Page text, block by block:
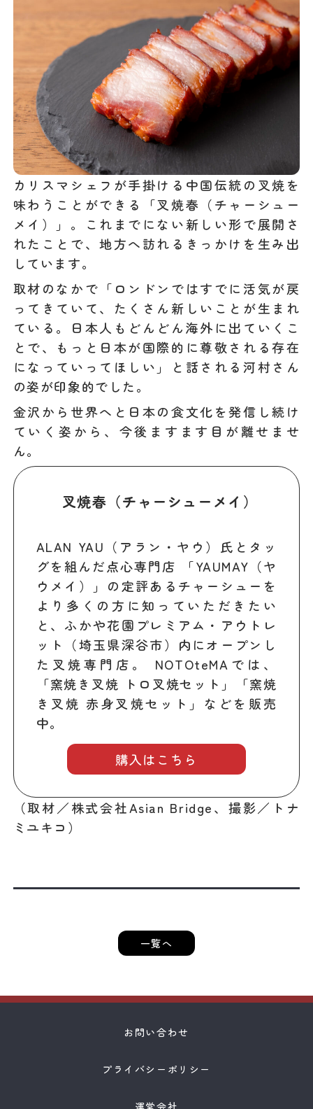
カリスマシェフが手掛ける中国伝統の叉焼を
味わうことができる「叉焼春（チャーシュー
メイ）」。これまでにない新しい形で展開さ
れたことで、地方へ訪れるきっかけを生み出
しています。
取材のなかで「ロンドンではすでに活気が戻
ってきていて、たくさん新しいことが生まれ
ている。日本人もどんどん海外に出ていくこ
とで、もっと日本が国際的に尊敬される存在
になっていってほしい」と話される河村さん
の姿が印象的でした。
金沢から世界へと日本の食文化を発信し続け
ていく姿から、今後ますます目が離せませ
ん。
叉焼春（チャーシューメイ）
ALAN YAU（アラン・ヤウ）氏とタッ
グを組んだ点心専門店 「YAUMAY（ヤ
ウメイ）」の定評あるチャーシューを
より多くの方に知っていただきたい
と、ふかや花園プレミアム・アウトレ
ット（埼玉県深谷市）内にオープンし
た叉焼専門店。 NOTOteMAでは、
「窯焼き叉焼 トロ叉焼セット」「窯焼
き叉焼 赤身叉焼セット」などを販売
中。
購入はこちら
（取材／株式会社Asian Bridge、撮影／トナ
ミユキコ）
一覧へ
お問い合わせ
プライバシーポリシー
運営会社